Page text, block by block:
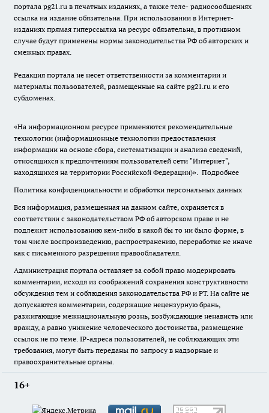
портала pg21.ru в печатных изданиях, а также теле- радиосообщениях
ссылка на издание обязательна. При использовании в Интернет-
изданиях прямая гиперссылка на ресурс обязательна, в противном
случае будут применены нормы законодательства РФ об авторских и
смежных правах.
Редакция портала не несет ответственности за комментарии и
материалы пользователей, размещенные на сайте pg21.ru и его
субдоменах.
«На информационном ресурсе применяются рекомендательные
технологии (информационные технологии предоставления
информации на основе сбора, систематизации и анализа сведений,
относящихся к предпочтениям пользователей сети "Интернет",
находящихся на территории Российской Федерации)». Подробнее
Политика конфиденциальности и обработки персональных данных
Вся информация, размещенная на данном сайте, охраняется в
соответствии с законодательством РФ об авторском праве и не
подлежит использованию кем-либо в какой бы то ни было форме, в
том числе воспроизведению, распространению, переработке не иначе
как с письменного разрешения правообладателя.
Администрация портала оставляет за собой право модерировать
комментарии, исходя из соображений сохранения конструктивности
обсуждения тем и соблюдения законодательства РФ и РТ. На сайте не
допускаются комментарии, содержащие нецензурную брань,
разжигающие межнациональную рознь, возбуждающие ненависть или
вражду, а равно унижение человеческого достоинства, размещение
ссылок не по теме. IP-адреса пользователей, не соблюдающих эти
требования, могут быть переданы по запросу в надзорные и
правоохранительные органы.
16+